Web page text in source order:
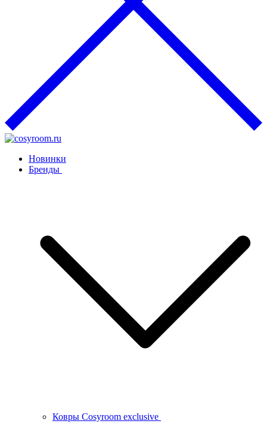
Новинки
Бренды
Ковры Cosyroom exclusive